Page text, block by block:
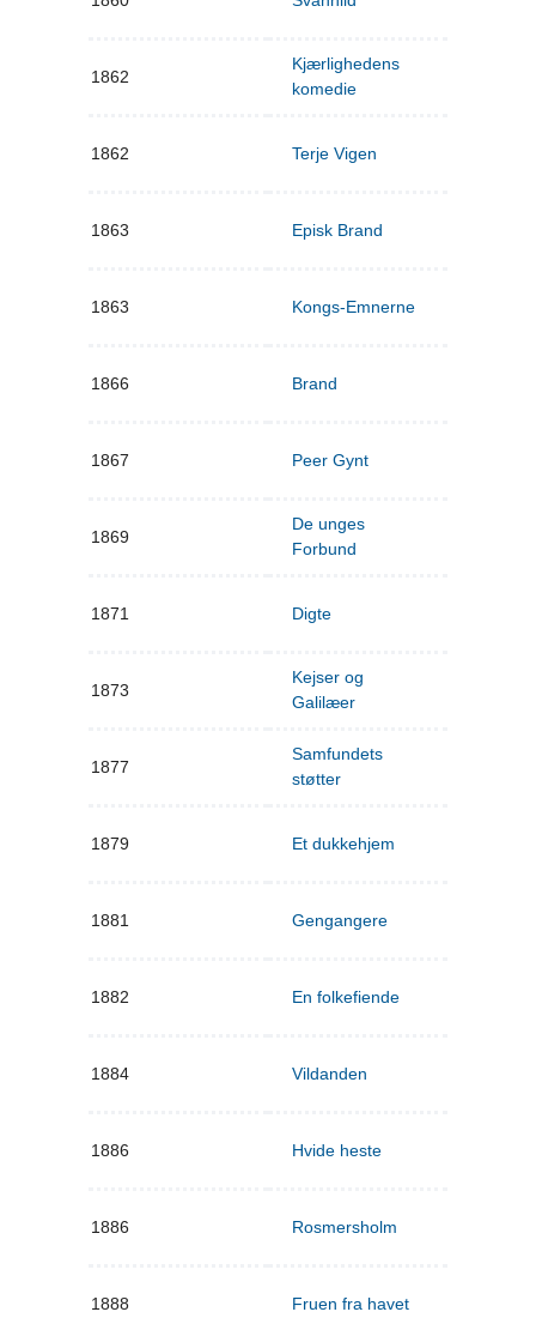
1862
Kjærlighedens
komedie
1862 Terje Vigen
1863 Episk Brand
1863 Kongs-Emnerne
1866 Brand
1867 Peer Gynt
1869
De unges
Forbund
1871 Digte
1873
Kejser og
Galilæer
1877
Samfundets
støtter
1879 Et dukkehjem
1881 Gengangere
1882 En folkefiende
1884 Vildanden
1886 Hvide heste
1886 Rosmersholm
1888 Fruen fra havet